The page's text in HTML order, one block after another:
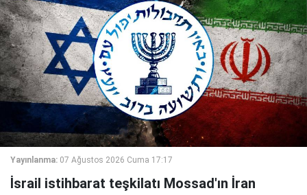
Yayınlanma: 07 Ağustos 2026 Cuma 17:17
İsrail istihbarat teşkilatı Mossad'ın İran